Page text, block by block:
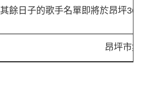
其餘日子的歌手名單即將於昂坪
昂坪市